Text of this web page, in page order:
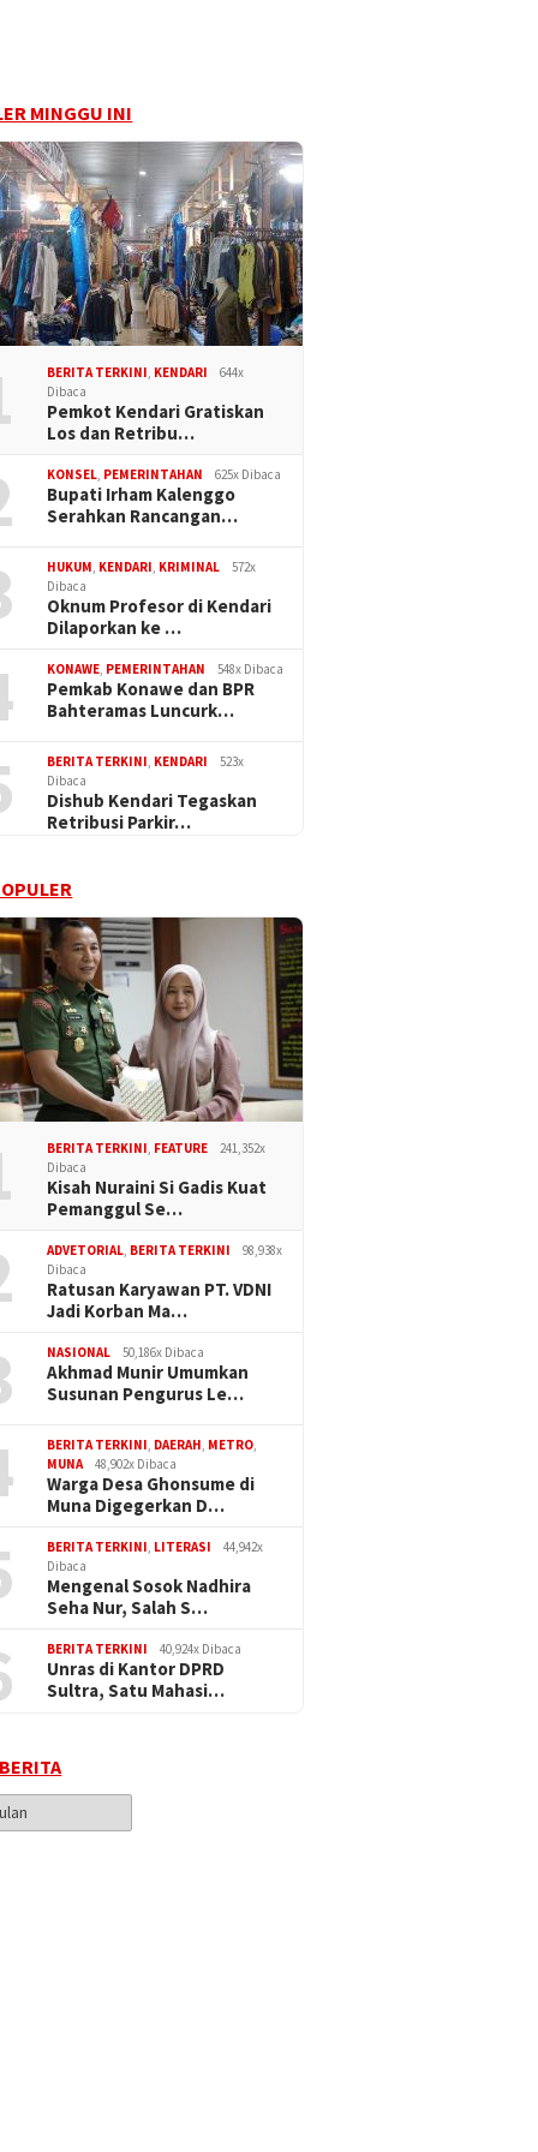
MINGGU INI
BERITA TERKINI KENDARI
644x
Dibaca
Pemkot Kendari Gratiskan
Los dan Retribu…
KONSEL PEMERINTAHAN 625x Dibaca
Bupati Irham Kalenggo
Serahkan Rancangan…
HUKUM KENDARI KRIMINAL
572x
Dibaca
Oknum Profesor di Kendari
Dilaporkan ke …
KONAWE PEMERINTAHAN 548x Dibaca
Pemkab Konawe dan BPR
Bahteramas Luncurk…
BERITA TERKINI KENDARI
523x
Dibaca
Dishub Kendari Tegaskan
Retribusi Parkir…
BERITA TERKINI FEATURE
241,352x
Dibaca
Kisah Nuraini Si Gadis Kuat
Pemanggul Se…
ADVETORIAL BERITA TERKINI
98,938x
Dibaca
Ratusan Karyawan PT. VDNI
Jadi Korban Ma…
NASIONAL 50,186x Dibaca
Akhmad Munir Umumkan
Susunan Pengurus Le…
BERITA TERKINI DAERAH METRO
MUNA
48,902x Dibaca
Warga Desa Ghonsume di
Muna Digegerkan D…
BERITA TERKINI LITERASI
44,942x
Dibaca
Mengenal Sosok Nadhira
Seha Nur, Salah S…
BERITA TERKINI 40,924x Dibaca
Unras di Kantor DPRD
Sultra, Satu Mahasi…